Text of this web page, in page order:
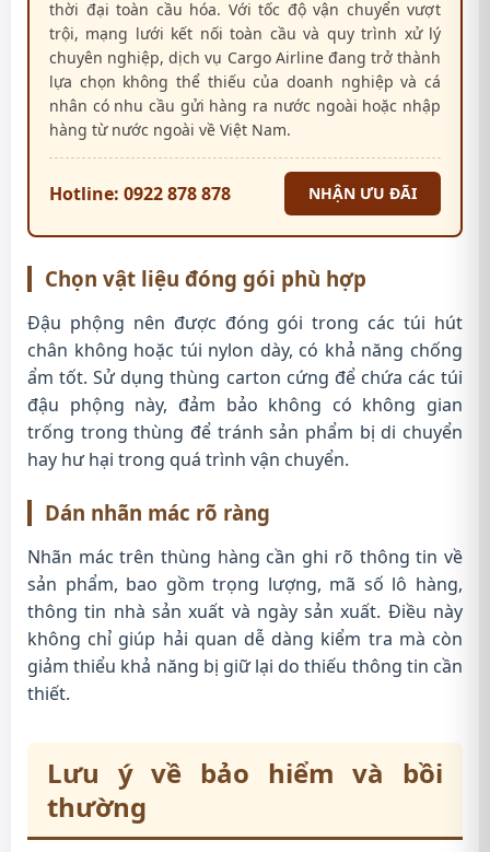
thời đại toàn cầu hóa. Với tốc độ vận chuyển vượt
trội, mạng lưới kết nối toàn cầu và quy trình xử lý
chuyên nghiệp, dịch vụ Cargo Airline đang trở thành
lựa chọn không thể thiếu của doanh nghiệp và cá
nhân có nhu cầu gửi hàng ra nước ngoài hoặc nhập
hàng từ nước ngoài về Việt Nam.
Hotline: 0922 878 878 NHẬN ƯU ĐÃI
Chọn vật liệu đóng gói phù hợp
Đậu phộng nên được đóng gói trong các túi hút
chân không hoặc túi nylon dày, có khả năng chống
ẩm tốt. Sử dụng thùng carton cứng để chứa các túi
đậu phộng này, đảm bảo không có không gian
trống trong thùng để tránh sản phẩm bị di chuyển
hay hư hại trong quá trình vận chuyển.
Dán nhãn mác rõ ràng
Nhãn mác trên thùng hàng cần ghi rõ thông tin về
sản phẩm, bao gồm trọng lượng, mã số lô hàng,
thông tin nhà sản xuất và ngày sản xuất. Điều này
không chỉ giúp hải quan dễ dàng kiểm tra mà còn
giảm thiểu khả năng bị giữ lại do thiếu thông tin cần
thiết.
Lưu ý về bảo hiểm và bồi
thường